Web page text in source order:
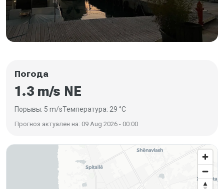
Погода
1.3 m/s NE
Порывы: 5 m/sТемпература: 29 °C
Прогноз актуален на: 09 Aug 2026 - 00:00